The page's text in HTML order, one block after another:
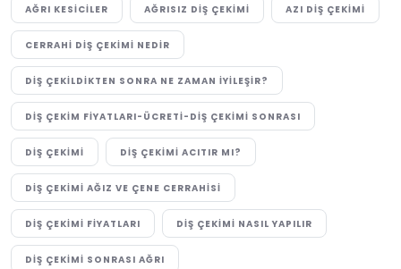
AĞRI KESICILER AĞRISIZ DIŞ ÇEKIMI AZI DIŞ ÇEKIMI
CERRAHI DIŞ ÇEKIMI NEDIR
DIŞ ÇEKILDIKTEN SONRA NE ZAMAN İYILEŞIR?
DIŞ ÇEKIM FIYATLARI-ÜCRETI-DIŞ ÇEKIMI SONRASI
DIŞ ÇEKIMI DIŞ ÇEKIMI ACITIR MI?
DIŞ ÇEKIMI AĞIZ VE ÇENE CERRAHISI
DIŞ ÇEKIMI FIYATLARI DIŞ ÇEKIMI NASIL YAPILIR
DIŞ ÇEKIMI SONRASI AĞRI